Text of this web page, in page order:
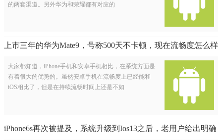
的两套渠道。另外华为和荣耀都有对应的
上市三年的华为Mate9，号称500天不卡顿，现在流畅度怎么样
大家都知道，iPhone手机和安卓手机相比，在系统方面是
有着很大的优势的。虽然安卓手机在流畅度上已经能和
iOS相比了，但是在持续流畅时间上还是不如
iPhone6s再次被提及，系统升级到Ios13之后，老用户给出明确